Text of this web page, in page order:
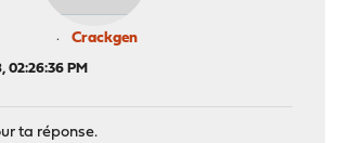
Crackgen
02:26:36 PM
ta réponse.